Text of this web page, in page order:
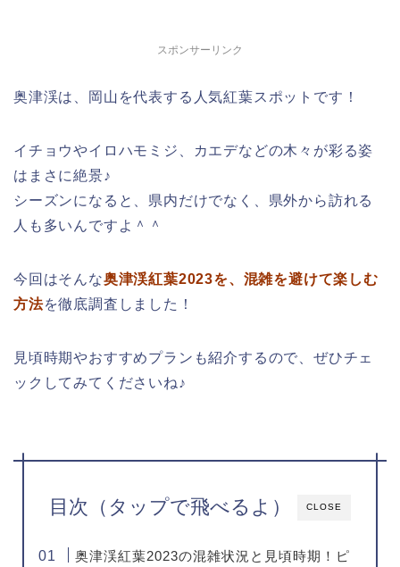
スポンサーリンク
奥津渓は、岡山を代表する人気紅葉スポットです！
イチョウやイロハモミジ、カエデなどの木々が彩る姿
はまさに絶景♪
シーズンになると、県内だけでなく、県外から訪れる
人も多いんですよ＾＾
今回はそんな奥津渓紅葉2023を、混雑を避けて楽しむ
方法を徹底調査しました！
見頃時期やおすすめプランも紹介するので、ぜひチェ
ックしてみてくださいね♪
CLOSE
目次（タップで飛べるよ）
奥津渓紅葉2023の混雑状況と見頃時期！ピ